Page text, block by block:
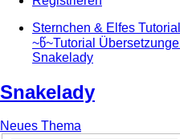
Sternchen & Elfes
~წ~Tutorial
Snakelady
Snakelady
Neues Thema